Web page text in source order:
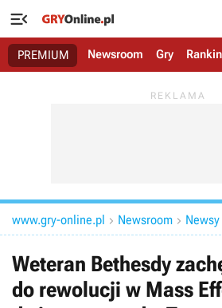

PREMIUM Newsroom Gry
www.gry-online.pl  Newsroom 
Weteran Bethesdy
do rewolucji w Mass